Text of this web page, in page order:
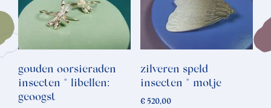
gouden oorsieraden
insecten * libellen:
geoogst
zilveren speld
insecten * motje
€520,00